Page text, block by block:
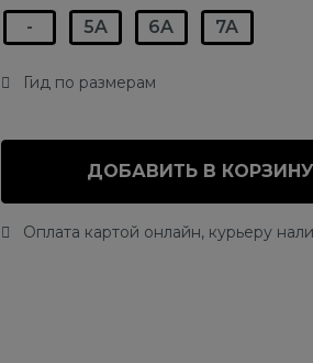
- 5A 6A 7A
Гид по размерам
ДОБАВИТЬ В КОРЗИНУ
Оплата картой онлайн, курьеру